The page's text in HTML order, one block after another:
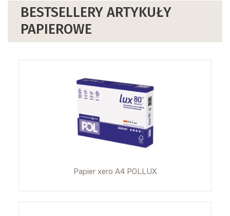
BESTSELLERY ARTYKUŁY
PAPIEROWE
Papier xero A4 POLLUX